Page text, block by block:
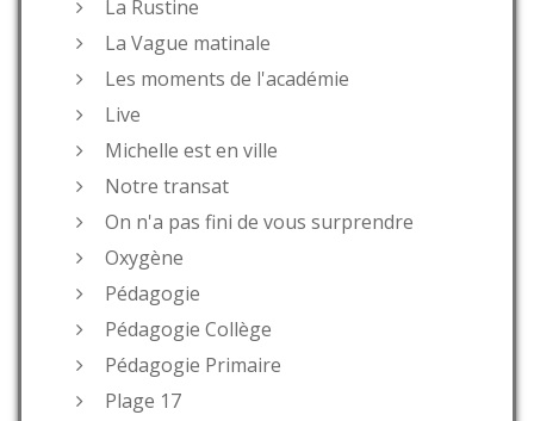
La Rustine
La Vague matinale
Les moments de l'académie
Live
Michelle est en ville
Notre transat
On n'a pas fini de vous surprendre
Oxygène
Pédagogie
Pédagogie Collège
Pédagogie Primaire
Plage 17